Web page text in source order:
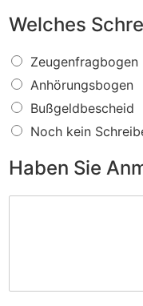
i
V
e
r
s
t
o
ß
w
Welches
W
e
c
h
e
S
Zeugenfragbogen
Anhörungsbogen
Bußgeldbescheid
Noch kein
Haben Sie